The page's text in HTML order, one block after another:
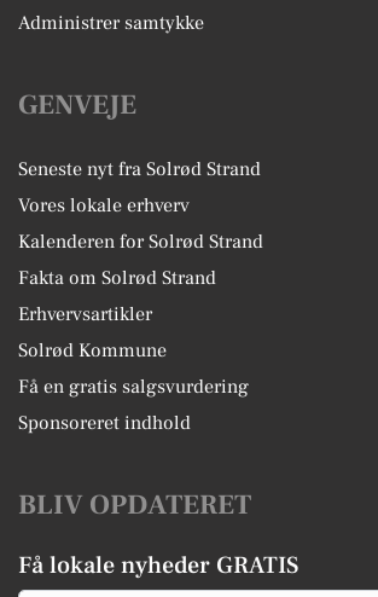
Administrer samtykke
GENVEJE
Seneste nyt fra Solrød Strand
Vores lokale erhverv
Kalenderen for Solrød Strand
Fakta om Solrød Strand
Erhvervsartikler
Solrød Kommune
Få en gratis salgsvurdering
Sponsoreret indhold
BLIV OPDATERET
Få lokale nyheder GRATIS